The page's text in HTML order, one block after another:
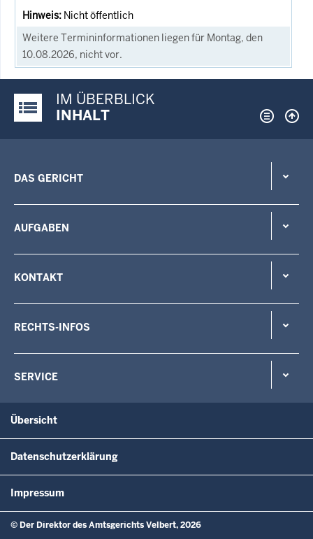
Nicht öffentlich
Weitere Termininformationen liegen für Montag, den
10.08.2026, nicht vor.
Justiz-Portal im Überblick:
IM ÜBERBLICK
INHALT
DAS GERICHT
AUFGABEN
KONTAKT
RECHTS-INFOS
SERVICE
Übersicht
Datenschutzerklärung
Impressum
© Der Direktor des Amtsgerichts Velbert, 2026